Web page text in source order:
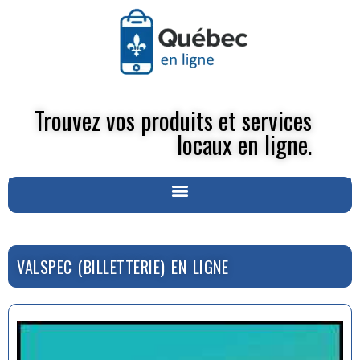
Trouvez vos produits et services
locaux en ligne.
VALSPEC (BILLETTERIE) EN LIGNE